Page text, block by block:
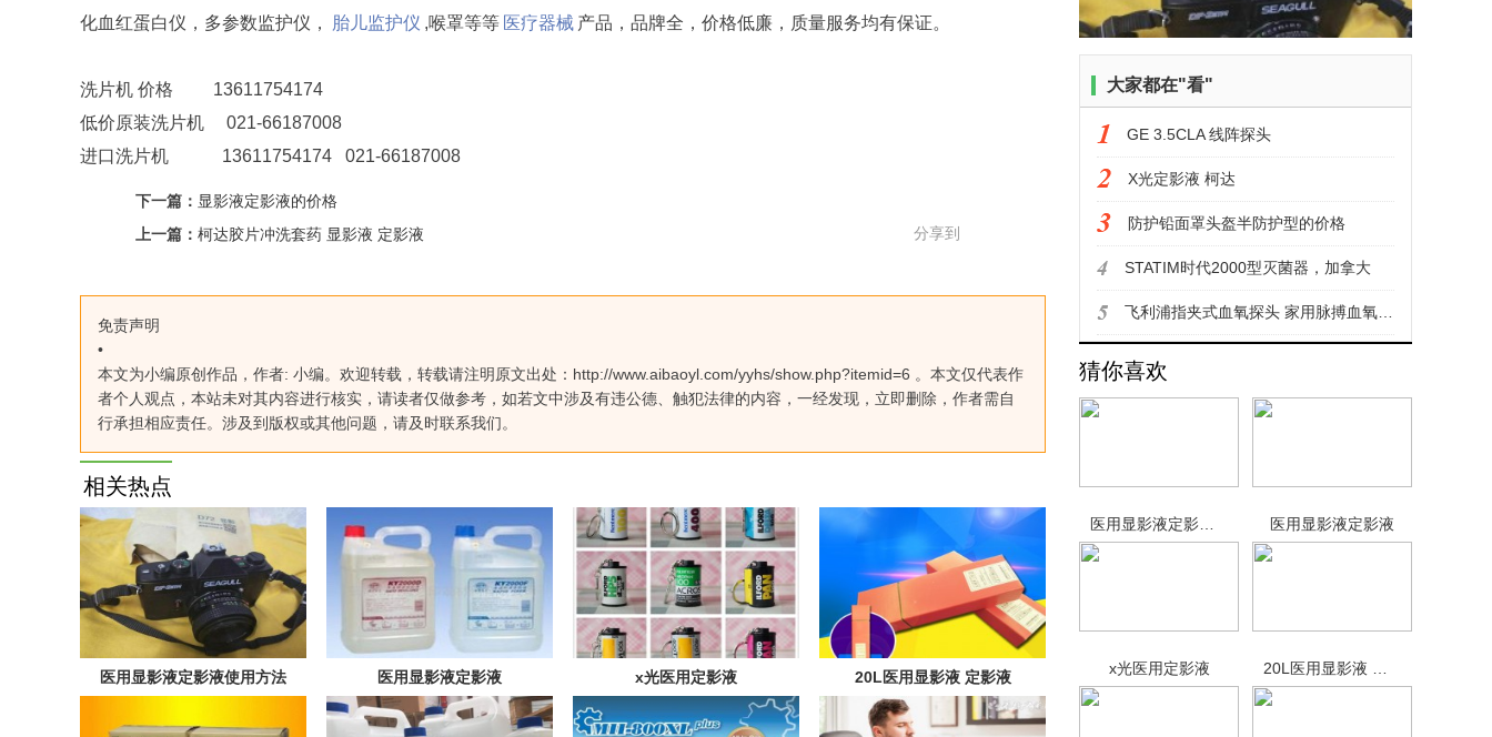
化血红蛋白仪，多参数监护仪，
胎儿监护仪 ,喉罩等等 医疗器械 产品，品牌全，价格低廉，质量服务均有保证。
洗片机 价格 13611754174
低价原装洗片机 021-66187008
进口洗片机 13611754174 021-66187008
下一篇： 显影液定影液的价格
上一篇： 柯达胶片冲洗套药 显影液 定影液 分享到
免责声明
•
本文为小编原创作品，作者: 小编。欢迎转载，转载请注明原文出处：http://www.aibaoyl.com/yyhs/show.php?itemid=6 。本文仅代表作
者个人观点，本站未对其内容进行核实，请读者仅做参考，如若文中涉及有违公德、触犯法律的内容，一经发现，立即删除，作者需自
行承担相应责任。涉及到版权或其他问题，请及时联系我们。
相关热点
医用显影液定影液使用方法 医用显影液定影液 x光医用定影液 20L医用显影液 定影液
大家都在"看"
GE 3.5CLA 线阵探头
X光定影液 柯达
防护铅面罩头盔半防护型的价格
STATIM时代2000型灭菌器，加拿大
飞利浦指夹式血氧探头 家用脉搏血氧仪 医用血氧仪
猜你喜欢
医用显影液定影液
x光医用定影液